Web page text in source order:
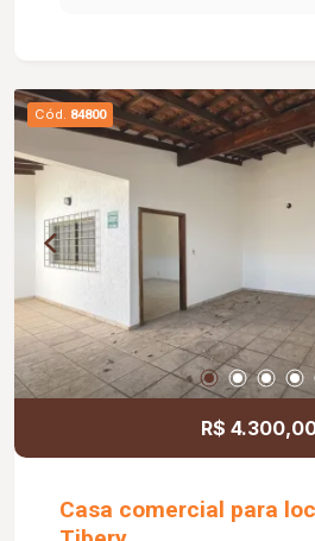
Cód. 84800
R$
Casa comercial para